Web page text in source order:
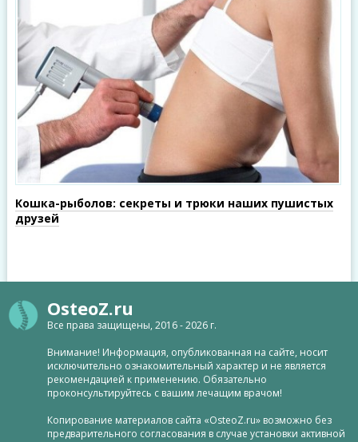
Кошка-рыболов: секреты и трюки наших пушистых
друзей
OsteoZ.ru
Все права защищены, 2016 - 2026 г.
Внимание! Информация, опубликованная на сайте, носит
исключительно ознакомительный характер и не является
рекомендацией к применению. Обязательно
проконсультируйтесь с вашим лечащим врачом!
Копирование материалов сайта «OsteoZ.ru» возможно без
предварительного согласования в случае установки активной